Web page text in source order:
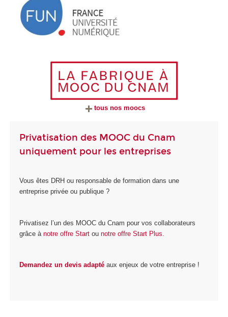
tous nos moocs
Privatisation des MOOC du Cnam
uniquement pour les entreprises
Vous êtes DRH ou responsable de formation dans une
entreprise privée ou publique ?
Privatisez l’un des MOOC du Cnam pour vos collaborateurs
grâce à notre offre Start ou notre offre Start Plus.
Demandez un devis adapté aux enjeux de votre entreprise !